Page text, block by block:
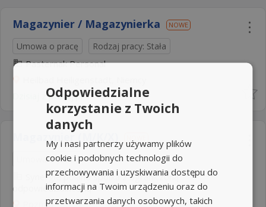
Magazynier / Magazynierka NOWE
Umowa o pracę Rodzaj pracy: Stała
Pasternak Personal
zpracuj.pl
Magazynier (M/K/X)
Umowa o pracę
Synergie poland spółka z ograniczoną
odpowiedzialnością
Poznań
Odpowiedzialne
korzystanie z Twoich
danych
My i nasi partnerzy używamy plików
cookie i podobnych technologii do
przechowywania i uzyskiwania dostępu do
informacji na Twoim urządzeniu oraz do
przetwarzania danych osobowych, takich